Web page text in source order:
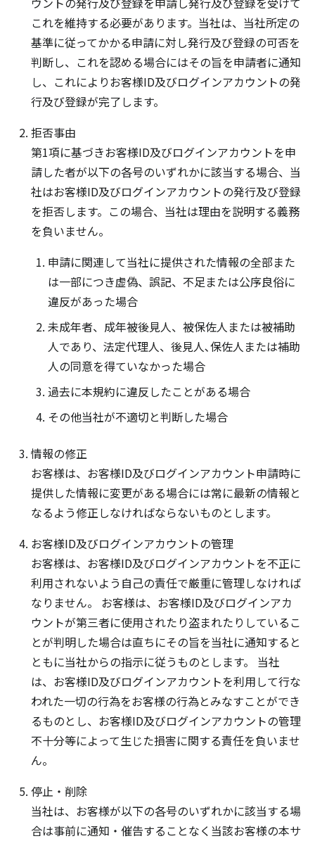
これを維持する必要があります。当社は、当社所定の
基準に従ってかかる申請に対し発行及び登録の可否を
判断し、これを認める場合にはその旨を申請者に通知
し、これによりお客様ID及びログインアカウントの発
行及び登録が完了します。
拒否事由
第1項に基づきお客様ID及びログインアカウントを申
請した者が以下の各号のいずれかに該当する場合、当
社はお客様ID及びログインアカウントの発行及び登録
を拒否します。この場合、当社は理由を説明する義務
を負いません。
申請に関連して当社に提供された情報の全部また
は一部につき虚偽、誤記、不足または公序良俗に
違反があった場合
未成年者、成年被後見人、被保佐人または被補助
人であり、法定代理人、後見人､保佐人または補助
人の同意を得ていなかった場合
過去に本規約に違反したことがある場合
その他当社が不適切と判断した場合
情報の修正
お客様は、お客様ID及びログインアカウント申請時に
提供した情報に変更がある場合には常に最新の情報と
なるよう修正しなければならないものとします。
お客様ID及びログインアカウントの管理
お客様は、お客様ID及びログインアカウントを不正に
利用されないよう自己の責任で厳重に管理しなければ
なりません。 お客様は、お客様ID及びログインアカ
ウントが第三者に使用されたり盗まれたりしているこ
とが判明した場合は直ちにその旨を当社に通知すると
ともに当社からの指示に従うものとします。 当社
は、お客様ID及びログインアカウントを利用して行な
われた一切の行為をお客様の行為とみなすことができ
るものとし、お客様ID及びログインアカウントの管理
不十分等によって生じた損害に関する責任を負いませ
ん。
停止・削除
当社は、お客様が以下の各号のいずれかに該当する場
合は事前に通知・催告することなく当該お客様の本サ